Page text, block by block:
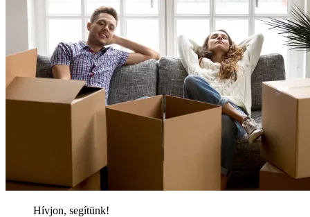
Hívjon, segítünk!